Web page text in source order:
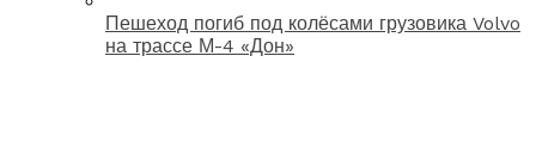
Пешеход погиб под колёсами грузовика Volvo
на трассе М-4 «Дон»